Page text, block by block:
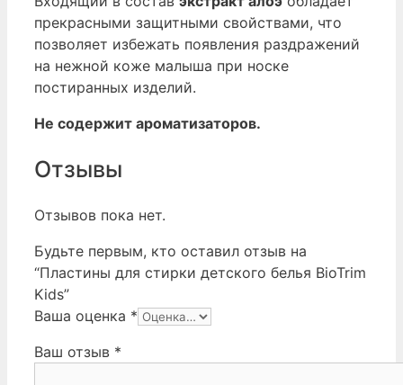
прекрасными защитными свойствами, что
позволяет избежать появления раздражений
на нежной коже малыша при носке
постиранных изделий.
Не содержит ароматизаторов.
Отзывы
Отзывов пока нет.
Будьте первым, кто оставил отзыв на
“Пластины для стирки детского белья BioTrim
Kids”
Ваша оценка *
Ваш отзыв *